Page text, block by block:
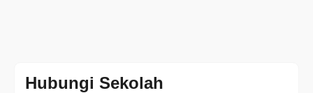
Hubungi Sekolah